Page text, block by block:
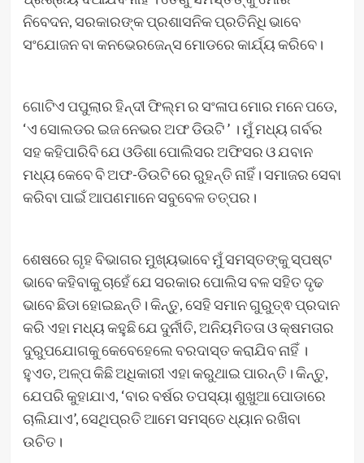
ନିବେଦନ, ସରକାରଙ୍କ ପ୍ରଶାସନିକ ପ୍ରତିନିଧି ଭାବେ
ସଂଯୋଜନ ବା କନଭେରଜେନ୍ସ ମୋଡରେ କାର୍ଯ୍ୟ କରିବେ।
ଗୋଟିଏ ପପୁଲାର ହିନ୍ଦୀ ଫିଲ୍ମ ର ସଂଳାପ ମୋର ମନେ ପଡେ,
‘ଏ ସୋଲଡର ଇଜ ନେଭର ଅଫ ଡିଉଟି ’ । ମୁଁ ମଧ୍ୟ ଗର୍ବର
ସହ କହିପାରିବି ଯେ ଓଡିଶା ପୋଲିସର ଅଫିସର ଓ ଯବାନ
ମଧ୍ୟ କେବେ ବି ଅଫ-ଡିଉଟି ରେ ରୁହନ୍ତି ନାହିଁ। ସମାଜର ସେବା
କରିବା ପାଇଁ ଆପଣମାନେ ସବୁବେଳ ତତ୍ପର।
ଶେଷରେ ଗୃହ ବିଭାଗର ମୁଖ୍ୟଭାବେ ମୁଁ ସମସ୍ତଙ୍କୁ ସ୍ପଷ୍ଟ
ଭାବେ କହିବାକୁ ଚାହେଁ ଯେ ସରକାର ପୋଲିସ ବଳ ସହିତ ଦୃଢ
ଭାବେ ଛିଡା ହୋଇଛନ୍ତି। କିନ୍ତୁ, ସେହି ସମାନ ଗୁରୁତ୍ଵ ପ୍ରଦାନ
କରି ଏହା ମଧ୍ୟ କହୁଛି ଯେ ଦୁର୍ନୀତି, ଅନିୟମିତତା ଓ କ୍ଷମତାର
ଦୁରୁପଯୋଗକୁ କେବେହେଲେ ବରଦାସ୍ତ କରାଯିବ ନାହିଁ ।
ହୁଏତ, ଅଳ୍ପ କିଛି ଅଧିକାରୀ ଏହା କରୁଥାଇ ପାରନ୍ତି। କିନ୍ତୁ,
ଯେପରି କୁହାଯାଏ, ‘ବାର ବର୍ଷର ତପସ୍ୟା ଶୁଖୁଆ ପୋଡାରେ
ଚାଲିଯାଏ’, ସେଥିପ୍ରତି ଆମେ ସମସ୍ତେ ଧ୍ୟାନ ରଖିବା
ଉଚିତ।